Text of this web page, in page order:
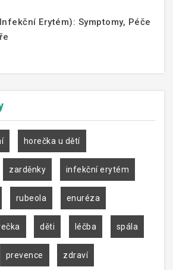
Erytém): Symptomy, Péče
horečka u dětí
zarděnky infekční erytém
rubeola enuréza
děti léčba spála
prevence zdraví